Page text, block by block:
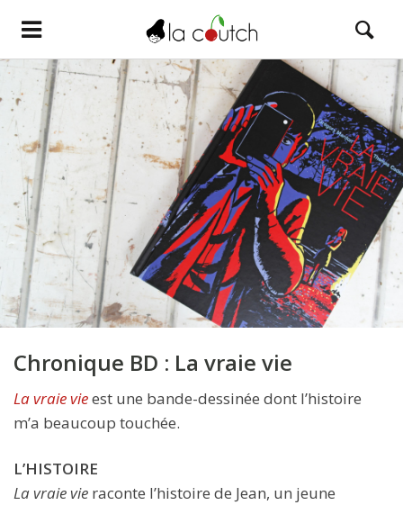
Chronique BD : La vraie vie
La vraie vieest une bande-dessinée dont l’histoire
m’a beaucoup touchée.
L’HISTOIRE
La vraie vie raconte l’histoire de Jean, un jeune